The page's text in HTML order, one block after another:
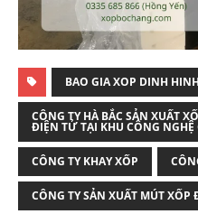
BAO GIA XOP DINH HINH
CÔNG TY HÀ BẮC SẢN XUẤT
ĐIỆN TỬ TẠI KHU CÔNG NGHỆ
CÔNG TY KHAY XỐP
CÔNG TY SẢN XUẤT MÚT